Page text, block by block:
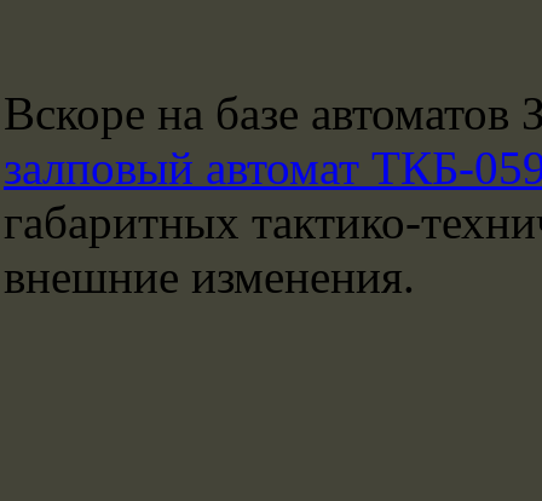
Вскоре на базе
залповый автомат ТКБ-
габаритных тактико-
внешние изменения.